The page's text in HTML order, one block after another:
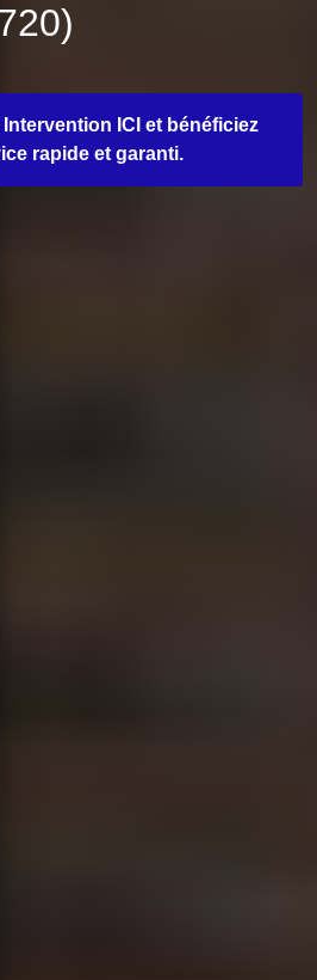
ICI et bénéficiez
rapide et garanti.